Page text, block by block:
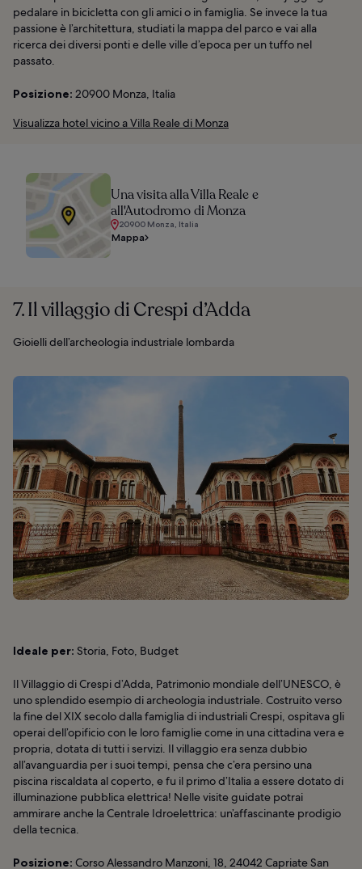
pedalare in bicicletta con gli amici o in famiglia. Se invece la tua
passione è l’architettura, studiati la mappa del parco e vai alla
ricerca dei diversi ponti e delle ville d’epoca per un tuffo nel
passato.
Posizione: 20900 Monza, Italia
Visualizza hotel vicino a Villa Reale di Monza
Una visita alla Villa Reale e
all'Autodromo di Monza
20900 Monza, Italia
Mappa
7. Il villaggio di Crespi d’Adda
Gioielli dell’archeologia industriale lombarda
Ideale per: Storia, Foto, Budget
Il Villaggio di Crespi d’Adda, Patrimonio mondiale dell’UNESCO, è
uno splendido esempio di archeologia industriale. Costruito verso
la fine del XIX secolo dalla famiglia di industriali Crespi, ospitava gli
operai dell’opificio con le loro famiglie come in una cittadina vera e
propria, dotata di tutti i servizi. Il villaggio era senza dubbio
all’avanguardia per i suoi tempi, pensa che c’era persino una
piscina riscaldata al coperto, e fu il primo d’Italia a essere dotato di
illuminazione pubblica elettrica! Nelle visite guidate potrai
ammirare anche la Centrale Idroelettrica: un’affascinante prodigio
della tecnica.
Posizione: Corso Alessandro Manzoni, 18, 24042 Capriate San